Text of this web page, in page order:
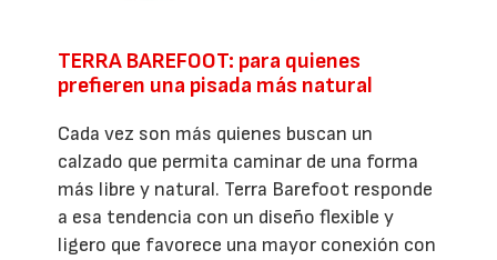
TERRA BAREFOOT: para quienes
prefieren una pisada más natural
Cada vez son más quienes buscan un
calzado que permita caminar de una forma
más libre y natural. Terra Barefoot responde
a esa tendencia con un diseño flexible y
ligero que favorece una mayor conexión con